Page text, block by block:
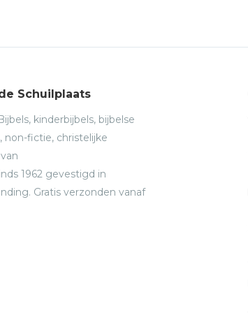
Schuilplaats
kinderbijbels, bijbelse
non-fictie, christelijke
1962 gevestigd in
Gratis verzonden vanaf